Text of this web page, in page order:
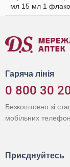
мл 15 мл 1
Гаряча лінія
0 800 30
Безкоштовно зі
мобільних
Приєднуйтесь